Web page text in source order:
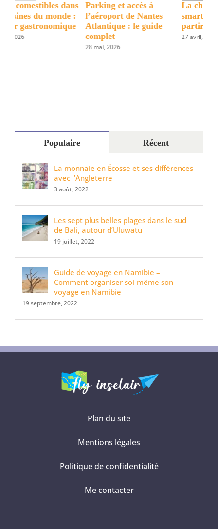
Parking et accès à
l’aéroport de Nantes
Atlantique : le guide
complet
La checklist de votre
smartphone avant de
partir en vacances
27 avril, 2026
Populaire Récent
La monnaie en Écosse et ses différences
avec l’Angleterre
3 août, 2022
Les sept plus belles plages dans le sud
de Bali, autour d’Uluwatu
Guide de voyage en Namibie –
Comment organiser soi-même son
voyage en Namibie
19 septembre, 2022
Plan du site
Mentions légales
Politique de confidentialité
Me contacter